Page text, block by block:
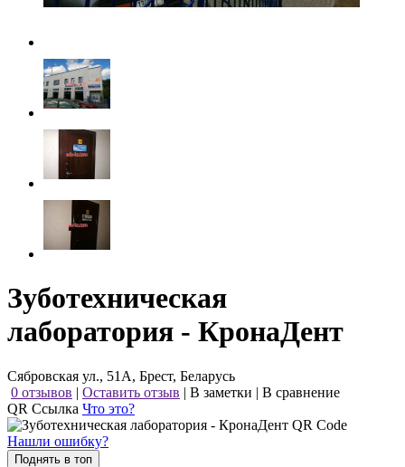
Зуботехническая
лаборатория - КронаДент
Сябровская ул., 51А, Брест, Беларусь
0 отзывов | Оставить отзыв | В заметки | В сравнение
QR Ссылка Что это?
Нашли ошибку?
Поднять в топ